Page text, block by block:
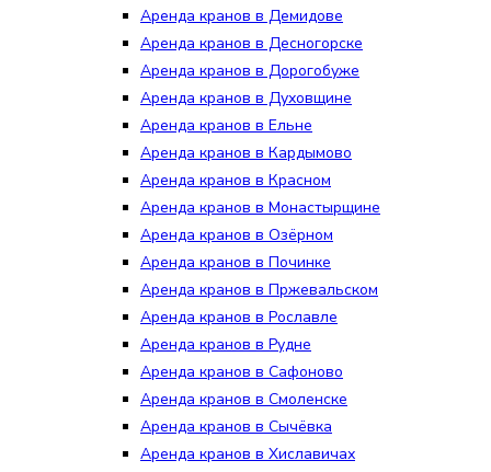
Аренда кранов в Демидове
Аренда кранов в Десногорске
Аренда кранов в Дорогобуже
Аренда кранов в Духовщине
Аренда кранов в Ельне
Аренда кранов в Кардымово
Аренда кранов в Красном
Аренда кранов в Монастырщине
Аренда кранов в Озёрном
Аренда кранов в Починке
Аренда кранов в Пржевальском
Аренда кранов в Рославле
Аренда кранов в Рудне
Аренда кранов в Сафоново
Аренда кранов в Смоленске
Аренда кранов в Сычёвка
Аренда кранов в Хиславичах